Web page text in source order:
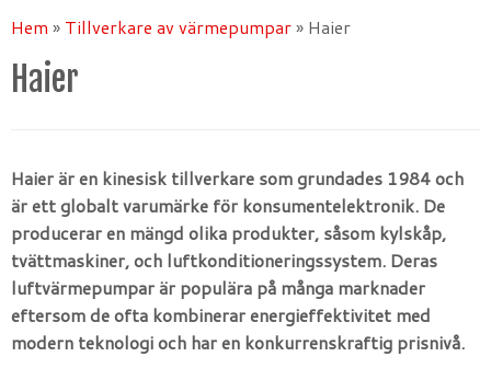
Hem » Tillverkare av värmepumpar» Haier
Haier
Haier är en kinesisk tillverkare som grundades 1984 och
är ett globalt varumärke för konsumentelektronik. De
producerar en mängd olika produkter, såsom kylskåp,
tvättmaskiner, och luftkonditioneringssystem. Deras
luftvärmepumpar är populära på många marknader
eftersom de ofta kombinerar energieffektivitet med
modern teknologi och har en konkurrenskraftig prisnivå.